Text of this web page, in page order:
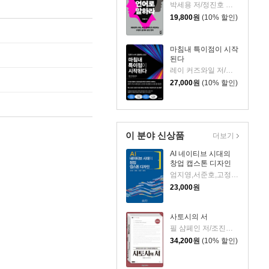
19,800원 (10% 할인)
마침내 특이점이 시작
된다
레이 커즈와일 저/이충호 역/장대익 감수
27,000원 (10% 할인)
이 분야 신상품
AI 네이티브 시대의
창업 캡스톤 디자인
엄지영,서준호,고정연,정휘도 저
23,000원
사토시의 서
34,200원 (10% 할인)
더보기